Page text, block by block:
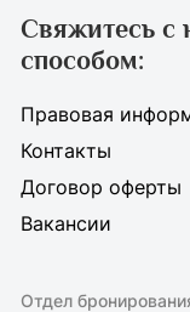
Свяжитесь
способом:
Правовая
Контакты
Договор оферты
Вакансии
Отдел